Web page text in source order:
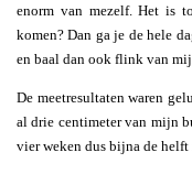
enorm van mezelf. Het is
komen? Dan ga je de hele
en baal dan ook flink van
De meetresultaten waren
al drie centimeter van mijn
vier weken dus bijna de helft